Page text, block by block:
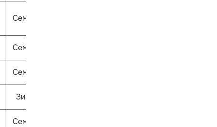
Семицветик
Семицветик
Семицветик
Зиль-Зёль
Семицветик